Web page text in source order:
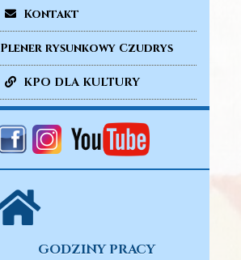
Kontakt
Plener rysunkowy Czudrys
KPO DLA KULTURY
GODZINY PRACY